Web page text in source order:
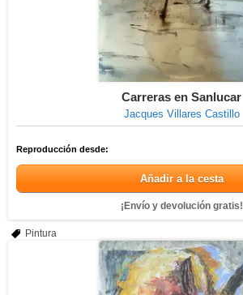
Carreras en Sanlucar
Jacques Villares Castillo
Reproducción desde:
Añadir a la cesta
¡Envío y devolución gratis!
Pintura